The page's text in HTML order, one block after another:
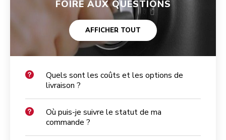
FOIRE AUX QUESTIONS
AFFICHER TOUT
Quels sont les coûts et les options de
livraison ?
Où puis-je suivre le statut de ma
commande ?